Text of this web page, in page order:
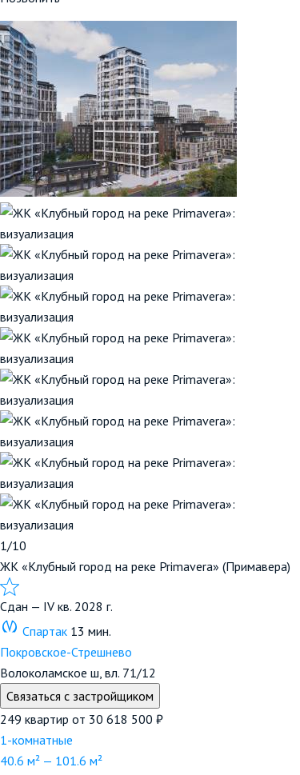
1/10
ЖК «Клубный город на реке Primavera» (Примавера)
Сдан — IV кв. 2028 г.
Спартак 13 мин.
Покровское-Стрешнево
Волоколамское ш, вл. 71/12
Связаться с застройщиком
249 квартир от 30 618 500 ₽
1-комнатные
40.6 м² — 101.6 м²